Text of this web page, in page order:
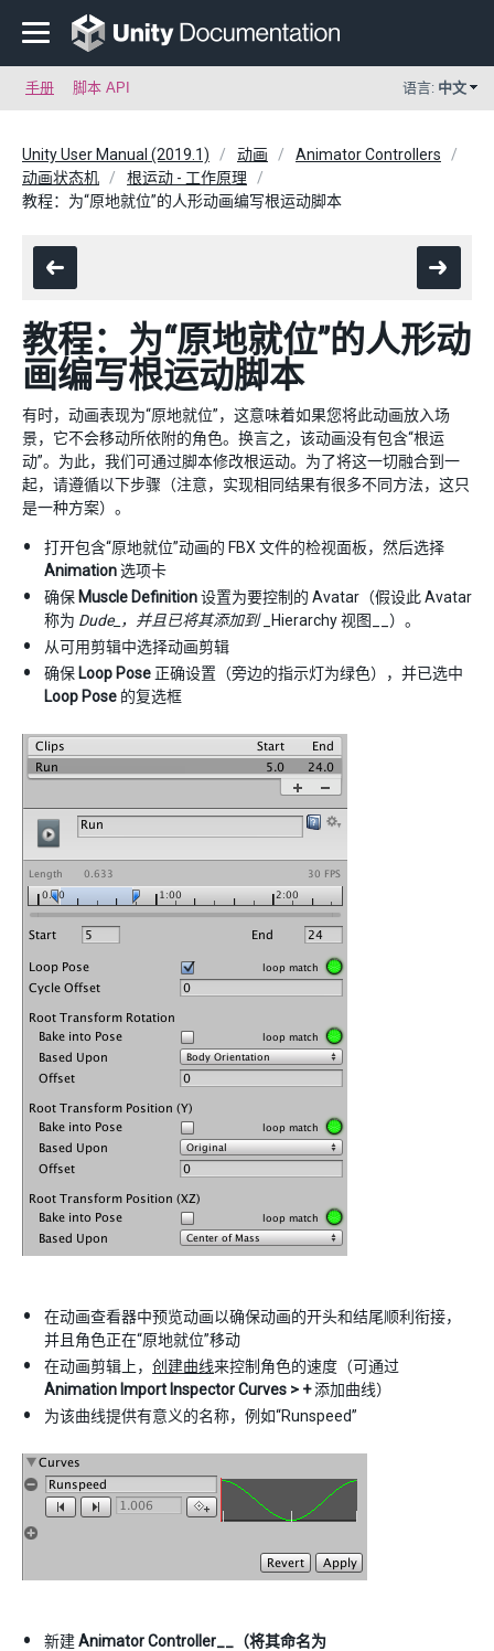
手册 脚本 API 语言: 中文
Unity User Manual (2019.1) 动画
Animator Controllers
动画状态机
根运动 - 工作原理
教程：为“原地就位”的人形动画编写根运动脚本
教程：为“原地就位”的人形动
画编写根运动脚本
有时，动画表现为“原地就位”，这意味着如果您将此动画放入场
景，它不会移动所依附的角色。换言之，该动画没有包含“根运
动”。为此，我们可通过脚本修改根运动。为了将这一切融合到一
起，请遵循以下步骤（注意，实现相同结果有很多不同方法，这只
是一种方案）。
打开包含“原地就位”动画的 FBX 文件的检视面板，然后选择
Animation选项卡
确保 Muscle Definition设置为要控制的 Avatar（假设此 Avatar
称为 Dude_，并且已将其添加到 _Hierarchy 视图__）。
从可用剪辑中选择动画剪辑
确保 Loop Pose 正确设置（旁边的指示灯为绿色），并已选中
Loop Pose 的复选框
在动画查看器中预览动画以确保动画的开头和结尾顺利衔接，
并且角色正在“原地就位”移动
在动画剪辑上， 创建曲线来控制角色的速度（可通过
Animation Import InspectorCurves > +添加曲线）
为该曲线提供有意义的名称，例如“Runspeed”
新建Animator Controller__（将其命名为